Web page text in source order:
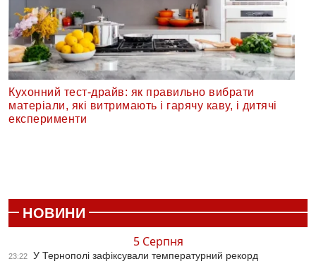
Кухонний тест-драйв: як правильно вибрати
матеріали, які витримають і гарячу каву, і дитячі
експерименти
НОВИНИ
5 Серпня
23:22 У Тернополі зафіксували температурний рекорд